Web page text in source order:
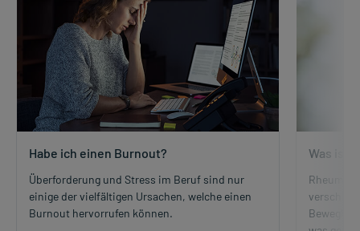
Habe ich einen Burnout?
Überforderung und Stress im Beruf sind nur
einige der vielfältigen Ursachen, welche einen
Burnout hervorrufen können.
Was ist
Rheuma